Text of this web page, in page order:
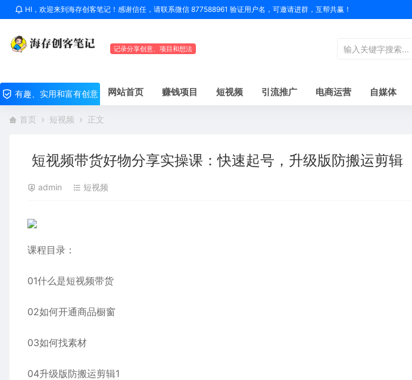
HI，欢迎来到海存创客笔记！感谢信任，请联系微信 877588961 验证用户名，可邀请进群，互帮共赢！
记录分享创意、项目和想法
有趣、实用和富有创意 网站首页 赚钱项目 短视频 引流推广 电商运营 自媒体
首页 短视频 正文
短视频带货好物分享实操课：快速起号，升级版防搬运剪辑
admin 短视频
课程目录：
01什么是短视频带货
02如何开通商品橱窗
03如何找素材
04升级版防搬运剪辑1